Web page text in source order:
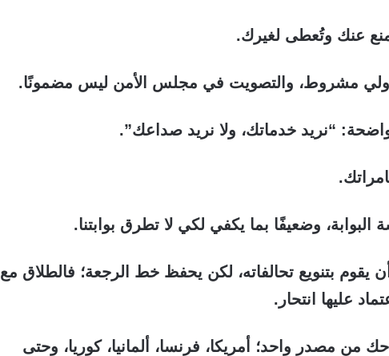
عنك وتُعطى لغيرك.
مشروط، والتصويت في مجلس الأمن ليس مضمونًا.
واضحة: “نريد خدماتك، ولا نريد صداعك”.
وضعيفًا بما يكفي لكي لا تطرق بوابتنا.
بتنويع تحالفاته، لكن يحفظ خط الرجعة؛ فالطلاق مع
عليها انتحار.
من مصدر واحد؛ أمريكا، فرنسا، ألمانيا، كوريا، وحتى